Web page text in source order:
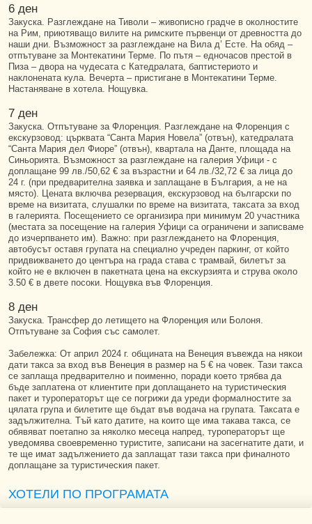
6 ден
Закуска. Разглеждане на Тиволи – живописно градче в околностите
на Рим, приютяващо вилите на римските първенци от древността до
наши дни. Възможност за разглеждане на Вила д’ Есте. На обяд –
отпътуване за Монтекатини Терме. По пътя – едночасов престой в
Пиза – двора на чудесата с Катедралата, баптистериото и
наклонената кула. Вечерта – пристигане в Монтекатини Терме.
Настаняване в хотела. Нощувка.
7 ден
Закуска. Отпътуване за Флоренция. Разглеждане на Флоренция с
екскурзовод: църквата “Санта Мария Новела” (отвън), катедралата
“Санта Мария дел Фиорe” (отвън), квартала на Данте, площада на
Синьорията. Възможност за разглеждане на галерия Уфици - с
доплащане 99 лв./50,62 € за възрастни и 64 лв./32,72 € за лица до
24 г. (при предварителна заявка и заплащане в България, а не на
място). Цената включва резервация, екскурзовод на български по
време на визитата, слушалки по време на визитата, таксата за вход
в галерията. Посещението се организира при минимум 20 участника
(местата за посещение на галерия Уфици са ограничени и записваме
до изчерпването им). Важно: при разглеждането на Флоренция,
автобусът оставя групата на специално учреден паркинг, от който
придвижването до центъра на града става с трамвай, билетът за
който не е включен в пакетната цена на екскурзията и струва около
3.50 € в двете посоки. Нощувка във Флоренция.
8 ден
Закуска. Трансфер до летището на Флоренция или Болоня.
Отпътуване за София със самолет.
Забележка: От април 2024 г. общината на Венеция въвежда на някои
дати такса за вход във Венеция в размер на 5 € на човек. Тази такса
се заплаща предварително и поименно, поради което трябва да
бъде заплатена от клиентите при доплащането на туристическия
пакет и туроператорът ще се погрижи да уреди формалностите за
цялата група и билетите ще бъдат във водача на групата. Таксата е
задължителна. Тъй като датите, на които ще има такава такса, се
обявяват поетапно за няколко месеца напред, туроператорът ще
уведомява своевременно туристите, записани на засегнатите дати, и
те ще имат задължението да заплащат тази такса при финалното
доплащане за туристическия пакет.
ХОТЕЛИ ПО ПРОГРАМАТА